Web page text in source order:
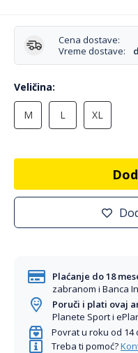
Cena dostave:
Vreme dostave:
Veličina
M L XL
Plaćanje do 18
zabranom i Banca
Poruči i plati ovaj
Planete Sport i
Povrat u roku od 14
Treba ti pomoć?